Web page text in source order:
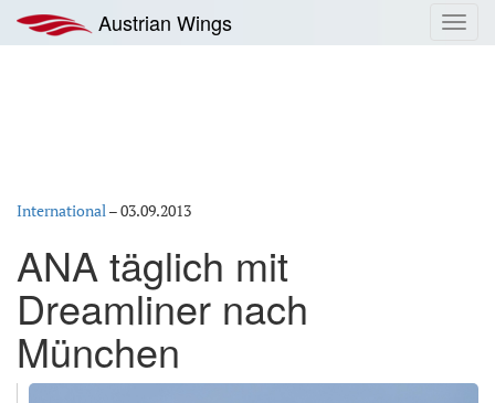
Inhalt
springen
Austrian Wings
International–03.09.2013
ANA täglich mit
Dreamliner nach
München